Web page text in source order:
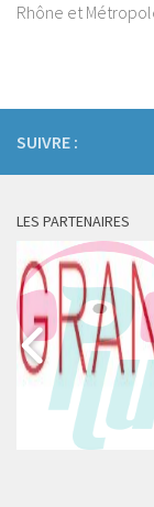
Rhône et
SUIVRE :
LES PARTENAIRES